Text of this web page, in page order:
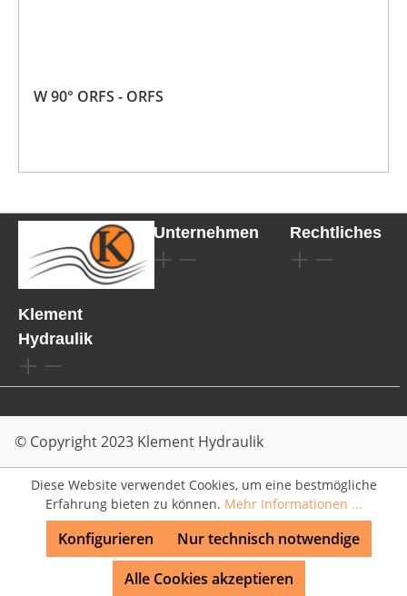
W 90° ORFS - ORFS
Klement
Hydraulik
Unternehmen Rechtliches
© Copyright 2023 Klement Hydraulik
Diese Website verwendet Cookies, um eine bestmögliche
Erfahrung bieten zu können. Mehr Informationen ...
Nur technisch notwendige
Konfigurieren
Alle Cookies akzeptieren